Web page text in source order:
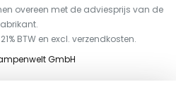
overeen met de adviesprijs van de
BTW en excl. verzendkosten.
GmbH